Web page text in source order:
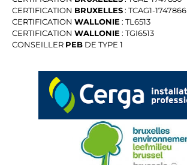
CERTIFICATION BRUXELLES: TCAG1-1747866
CERTIFICATION WALLONIE : TL6513
CERTIFICATION WALLONIE : TGI6513
CONSEILLER PEB DE TYPE 1